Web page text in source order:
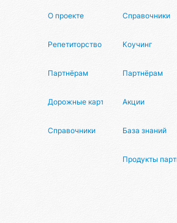
О проекте Справочники
Репетиторство Коучинг
Партнёрам Партнёрам
Дорожные карты Акции
Справочники База знаний
Продукты